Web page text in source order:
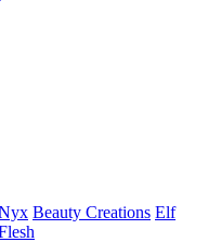
Beauty Creations Elf